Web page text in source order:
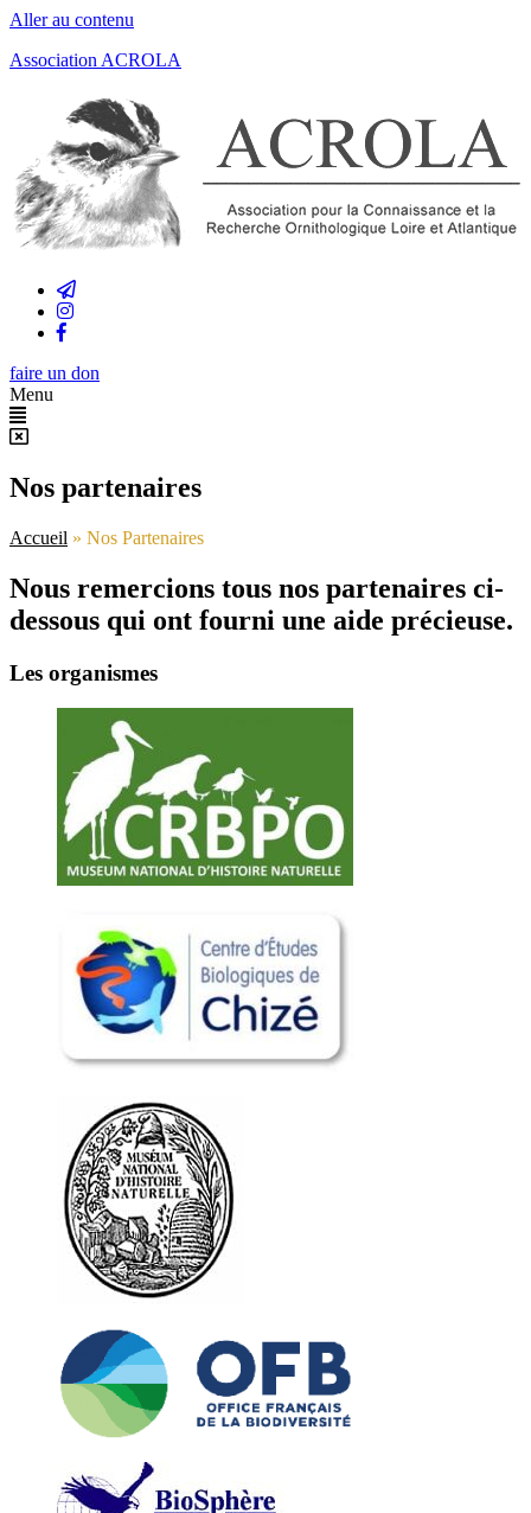
Aller au contenu
Association ACROLA
faire un don
Menu
Nos partenaires
Accueil » Nos Partenaires
Nous remercions tous nos partenaires ci-
dessous qui ont fourni une aide précieuse.
Les organismes